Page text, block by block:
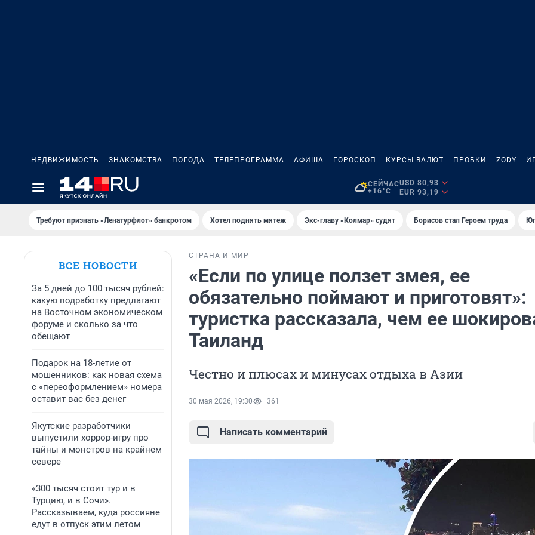
НЕДВИЖИМОСТЬ ЗНАКОМСТВА ПОГОДА ТЕЛЕПРОГРАММА АФИША ГОРОСКОП КУРСЫ ВАЛЮТ ПРОБКИ ZODY
СЕЙЧАС
+16°C
USD 80,93
EUR 93,19
Требуют признать «Ленатурфлот» банкротом Хотел поднять мятеж Экс-главу «Колмар» судят Борисов стал Героем труда
ВСЕ НОВОСТИ
За 5 дней до 100 тысяч рублей:
какую подработку предлагают
на Восточном экономическом
форуме и сколько за что
обещают
Подарок на 18-летие от
мошенников: как новая схема
с «переоформлением» номера
оставит вас без денег
Якутские разработчики
выпустили хоррор-игру про
тайны и монстров на крайнем
севере
«300 тысяч стоит тур и в
Турцию, и в Сочи».
Рассказываем, куда россияне
едут в отпуск этим летом
СТРАНА И МИР
«Если по улице ползет змея, ее
обязательно поймают и приготовят»:
туристка рассказала, чем ее
Таиланд
Честно и плюсах и минусах отдыха в Азии
30 мая 2026, 19:30 361
Написать комментарий